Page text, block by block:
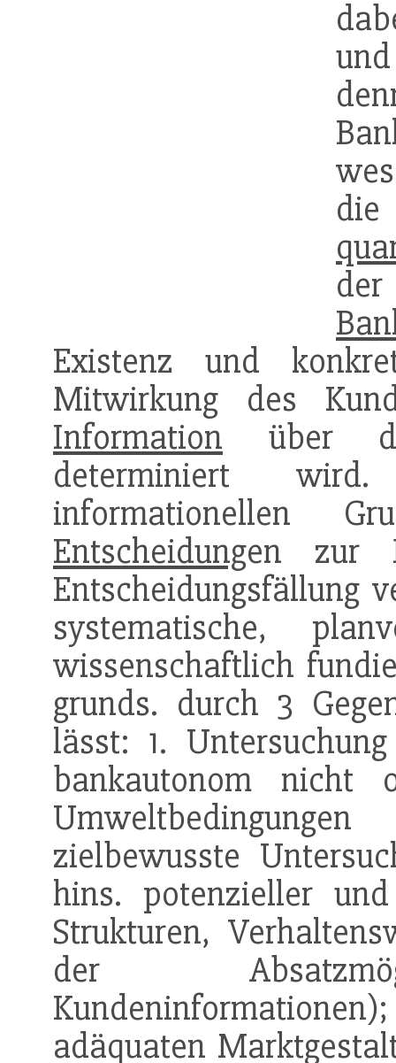
Existenz und
Mitwirkung des
Information über die
determiniert
informationellen
Entscheidungen zur
Entscheidungsfällung
systematische,
wissenschaftlich
grunds. durch 3
lässt: 1.
bankautonom nicht
zielbewusste
hins. potenzieller
Strukturen,
der
adäquaten